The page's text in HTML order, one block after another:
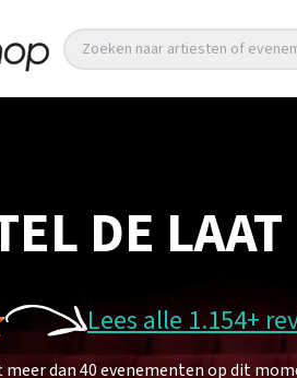
Zoeken naar artiesten of
DE LAAT
Lees alle 1.154+
dan 40 evenementen op dit